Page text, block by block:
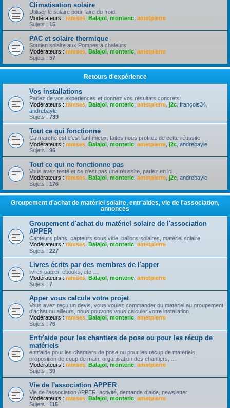
Climatisation solaire
Utiliser le solaire pour faire du froid.
Modérateurs : ramses Balajol monteric ametpierre
Sujets : 15
PAC et solaire thermique
Soutien solaire aux Pompes à chaleurs
Modérateurs : ramses Balajol monteric ametpierre
Sujets : 57
Retours d'expérience
Vos installations
Parlez de vos expériences et donnez vos résultats concrets.
Modérateurs : ramses Balajol monteric ametpierre j2c françois34
andrebayle
Sujets : 739
Tout ce qui fonctionne
Ca marche est c'est tant mieux, faites nous profitez de cette réussite
Modérateurs : ramses Balajol monteric ametpierre j2c andrebayle
Sujets : 96
Tout ce qui ne fonctionne pas
Vous avez testé et ce n'est pas une réussite, parlez en ici...
Modérateurs : ramses Balajol monteric ametpierre j2c andrebayle
Sujets : 176
Groupement d'achat de matériel solaire, entr'aides, vie de l'association,
annonces
Groupement d'achat du matériel solaire de l'association
APPER
Capteurs plans, capteurs sous vide, ballons solaires, matériel solaire
Modérateurs : ramses Balajol monteric ametpierre
Sujets : 227
Livres écrits par des membres de l'apper
livres papier, ebooks, etc ...
Modérateurs : ramses Balajol monteric ametpierre
Sujets : 7
Apper vous calcule votre projet
Vous avez reçu un devis, vous voulez commander du matériel au groupement
d'achat ou ailleurs, nous pouvons vous calculer votre installation.
Modérateurs : ramses Balajol monteric ametpierre
Sujets : 76
Entr'aide pour les chantiers de pose ou pour les récup de
matériels
entr'aide pour les chantiers de pose ou pour les récup de matériels,
proposition de coup de main, organisation des chantiers, ...
Modérateurs : ramses Balajol monteric ametpierre
Sujets : 30
Vie de l'association APPER
Vie de l'association APPER, activité, demande d'aide, newsletter
Modérateurs : ramses Balajol monteric ametpierre
Sujets : 115